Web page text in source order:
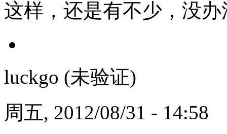
这样，还是有不少，没办
luckgo (未验证)
周五, 2012/08/31 - 14:58